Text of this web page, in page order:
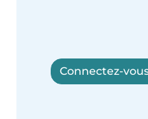
Connectez-